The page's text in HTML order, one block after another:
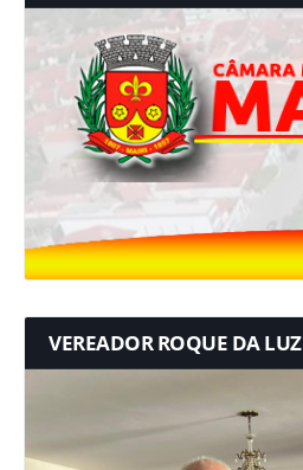
VEREADOR ROQUE DA LUZ